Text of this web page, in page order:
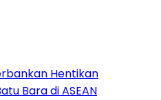
Hentikan
Bara di ASEAN